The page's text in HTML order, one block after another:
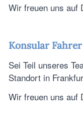
Wir freuen uns auf
Konsular
Sei Teil unseres
Standort in
Wir freuen uns auf